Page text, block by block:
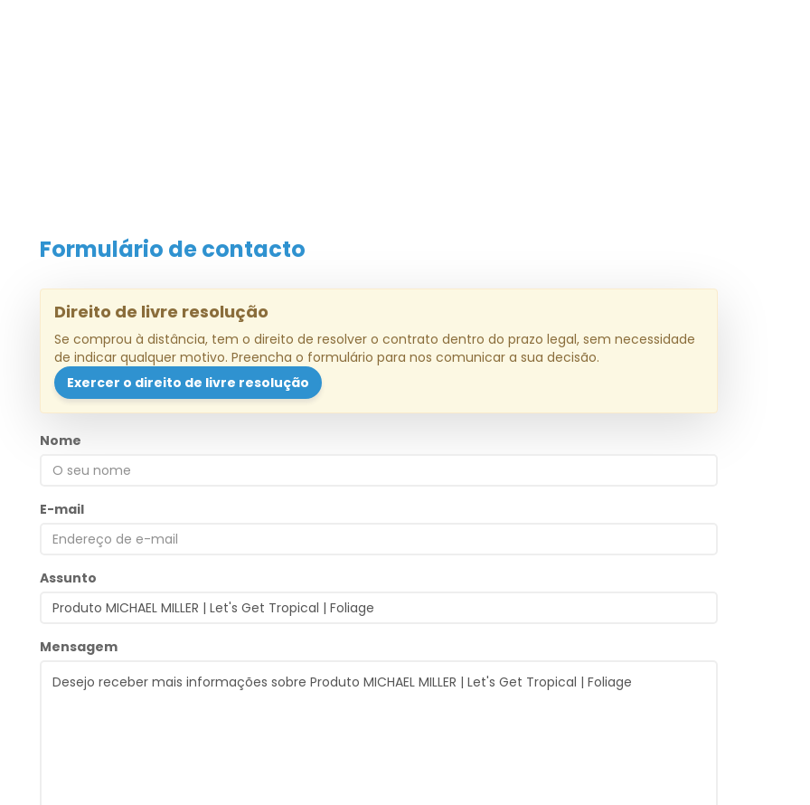
Formulário de contacto
Direito de livre resolução
Se comprou à distância, tem o direito de resolver o contrato dentro do prazo legal, sem necessidade
de indicar qualquer motivo. Preencha o formulário para nos comunicar a sua decisão.
Exercer o direito de livre resolução
Nome
E-mail
Assunto
Mensagem